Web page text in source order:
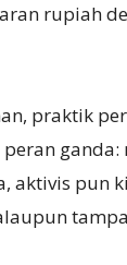
rupiah
praktik
aktivis pun